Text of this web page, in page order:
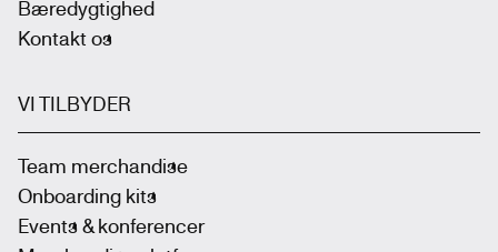
Bæredygtighed
Kontakt os
VI TILBYDER
Team merchandise
Onboarding kits
Events & konferencer